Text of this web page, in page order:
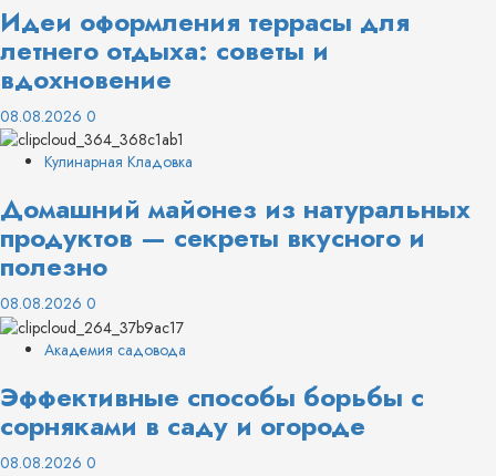
Идеи оформления террасы для
летнего отдыха: советы и
вдохновение
08.08.2026 0
Кулинарная Кладовка
Домашний майонез из натуральных
продуктов — секреты вкусного и
полезно
08.08.2026 0
Академия садовода
Эффективные способы борьбы с
сорняками в саду и огороде
08.08.2026 0